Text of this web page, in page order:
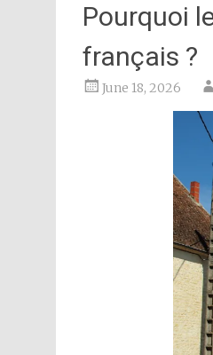
Pourquoi
français ?
June 18, 2026